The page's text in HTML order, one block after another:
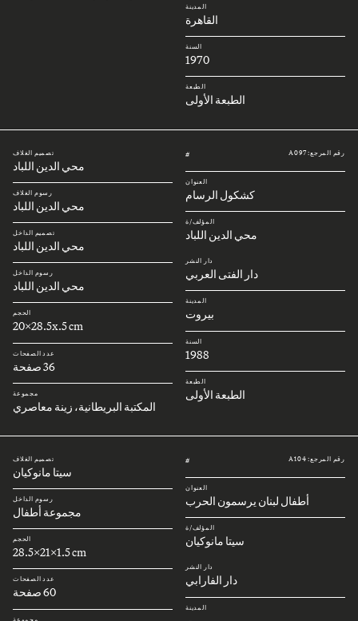
المدينة
القاهرة
السنة
1970
الطبعة
الطبعة الأولى
رقم المرجع: A097 #
العنوان
كشكول الرسام
المؤلف/ة
محي الدين اللباد
دار النشر
دار الفتى العربي
المدينة
بيروت
السنة
1988
الطبعة
الطبعة الأولى
تصميم الغلاف
محي الدين اللباد
رسوم الغلاف
محي الدين اللباد
تصميم الداخل
محي الدين اللباد
رسوم الداخل
محي الدين اللباد
الحجم
20x28.5x.5 cm
عدد الصفحات
36 صفحة
مجموعة
المكتبة البريطانية، زينة معاصري
رقم المرجع: A104 #
العنوان
أطفال لبنان يرسمون الحرب
المؤلف/ة
سيتا مانوكيان
دار النشر
دار الفارابي
المدينة
تصميم الغلاف
سيتا مانوكيان
رسوم الداخل
مجموعة أطفال
الحجم
28.5x21x1.5 cm
عدد الصفحات
60 صفحة
مجموعة